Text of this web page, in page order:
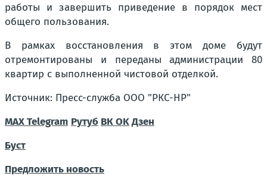
работы и завершить приведение в порядок мест
общего пользования.
В рамках восстановления в этом доме будут
отремонтированы и переданы администрации 80
квартир с выполненной чистовой отделкой.
Источник: Пресс-служба ООО "РКС-НР"
МАХTelegram Рутуб ВКOKДзен
Буст
Предложить новость